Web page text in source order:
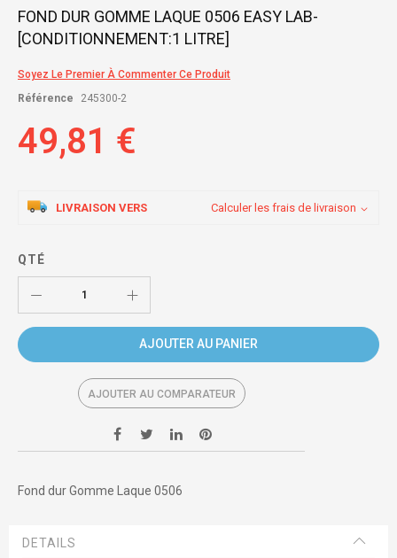
Skip
the
of
images
FOND DUR GOMME LAQUE 0506 EASY LAB-
[CONDITIONNEMENT:1 LITRE]
Soyez Le Premier À Commenter Ce Produit
Référence
245300-2
49,81 €
LIVRAISON VERS Calculer les frais de livraison
QTÉ
AJOUTER AU PANIER
AJOUTER AU COMPARATEUR
Fond dur Gomme Laque 0506
DETAILS